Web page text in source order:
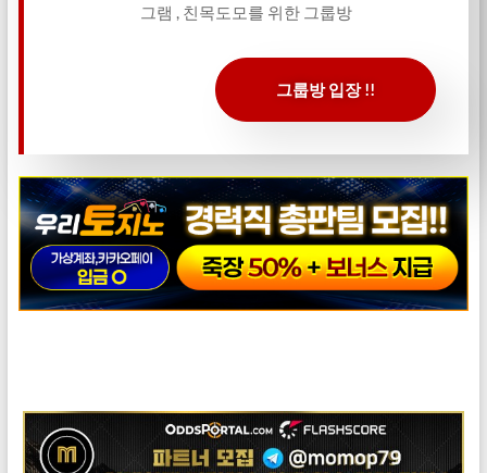
그램 , 친목도모를 위한 그룹방
그룹방 입장 !!